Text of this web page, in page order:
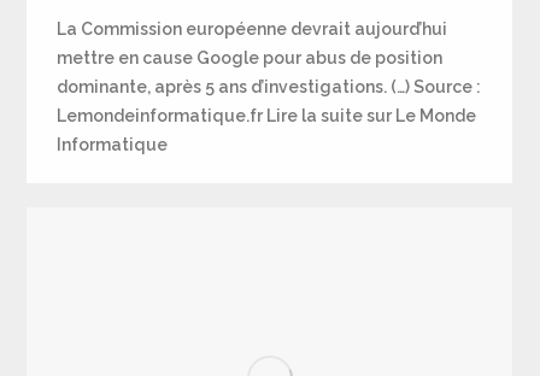
La Commission européenne devrait aujourd’hui
mettre en cause Google pour abus de position
dominante, après 5 ans d’investigations. (…) Source :
Lemondeinformatique.fr Lire la suite sur Le Monde
Informatique